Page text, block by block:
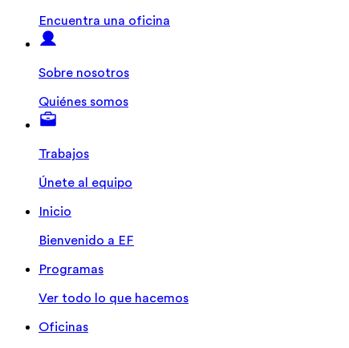
Encuentra una oficina
Sobre nosotros
Quiénes somos
Trabajos
Únete al equipo
Inicio
Bienvenido a EF
Programas
Ver todo lo que hacemos
Oficinas